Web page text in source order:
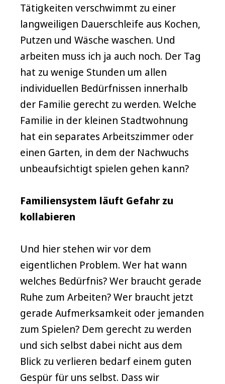
Tätigkeiten verschwimmt zu einer
langweiligen Dauerschleife aus Kochen,
Putzen und Wäsche waschen. Und
arbeiten muss ich ja auch noch. Der Tag
hat zu wenige Stunden um allen
individuellen Bedürfnissen innerhalb
der Familie gerecht zu werden. Welche
Familie in der kleinen Stadtwohnung
hat ein separates Arbeitszimmer oder
einen Garten, in dem der Nachwuchs
unbeaufsichtigt spielen gehen kann?
Familiensystem läuft Gefahr zu
kollabieren
Und hier stehen wir vor dem
eigentlichen Problem. Wer hat wann
welches Bedürfnis? Wer braucht gerade
Ruhe zum Arbeiten? Wer braucht jetzt
gerade Aufmerksamkeit oder jemanden
zum Spielen? Dem gerecht zu werden
und sich selbst dabei nicht aus dem
Blick zu verlieren bedarf einem guten
Gespür für uns selbst. Dass wir